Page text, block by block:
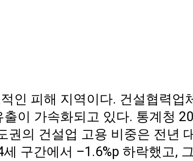
인 피해 지역이다. 건설협력업
이 가속화되고 있다. 통계청
권의 건설업 고용 비중은 전년
구간에서 –1.6%p 하락했고,